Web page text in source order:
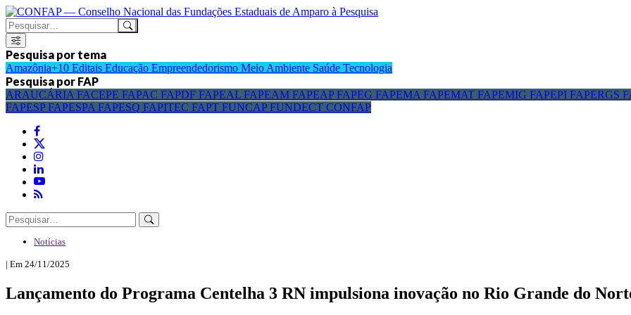
Pesquisa por tema
Amazônia+10 Editais Educação Empreendedorismo Meio Ambiente Saúde Tecnologia
Pesquisa por FAP
ARAUCÁRIA FACEPE FAPAC FAPDF FAPEAL FAPEAM FAPEAPFAPEG FAPEMA FAPEMAT FAPEMIG FAPEPI FAPERGS
FAPESPFAPESPA FAPESQ FAPITEC FAPT FUNCAPFUNDECT CONFAP
Notícias
| Em 24/11/2025
Lançamento do Programa Centelha 3 RN impulsiona inovação no Rio Grande do